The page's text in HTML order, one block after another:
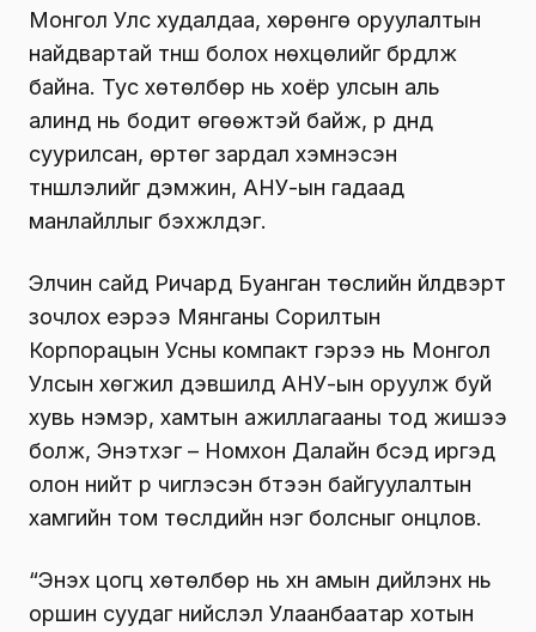
Монгол Улс худалдаа, хөрөнгө оруулалтын
найдвартай түнш болох нөхцөлийг бүрдүүлж
байна. Тус хөтөлбөр нь хоёр улсын аль
алинд нь бодит өгөөжтэй байж, үр дүнд
суурилсан, өртөг зардал хэмнэсэн
түншлэлийг дэмжин, АНУ-ын гадаад
манлайллыг бэхжүүлдэг.
Элчин сайд Ричард Буанган төслийн үйлдвэрт
зочлох үеэрээ Мянганы Сорилтын
Корпорацын Усны компакт гэрээ нь Монгол
Улсын хөгжил дэвшилд АНУ-ын оруулж буй
хувь нэмэр, хамтын ажиллагааны тод жишээ
болж, Энэтхэг – Номхон Далайн бүсэд иргэд
олон нийт рүү чиглэсэн бүтээн байгуулалтын
хамгийн том төслүүдийн нэг болсныг онцлов.
“Энэхүү цогц хөтөлбөр нь хүн амын дийлэнх нь
оршин суудаг нийслэл Улаанбаатар хотын